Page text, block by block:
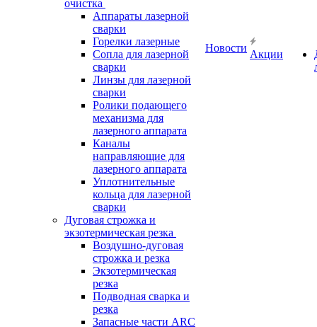
очистка
Аппараты лазерной
сварки
Горелки лазерные
Сопла для лазерной
сварки
Линзы для лазерной
сварки
Ролики подающего
механизма для
лазерного аппарата
Каналы
направляющие для
лазерного аппарата
Уплотнительные
кольца для лазерной
сварки
Дуговая строжка и
экзотермическая резка
Воздушно-дуговая
строжка и резка
Экзотермическая
резка
Подводная сварка и
резка
Запасные части ARC
Новости
Акции